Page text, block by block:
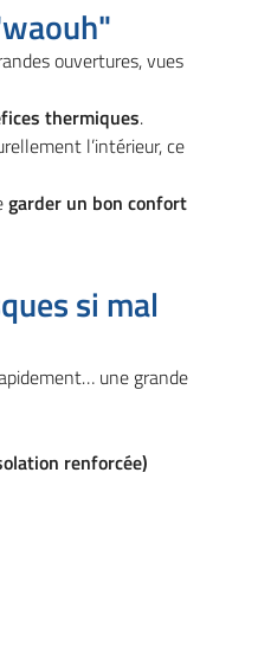
ouvertures, vues
thermiques.
l’intérieur, ce
garder un bon confort
si mal
une grande
renforcée)